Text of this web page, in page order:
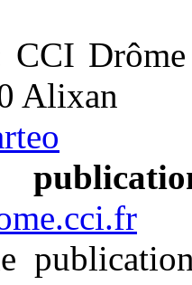
CCI
Alixan